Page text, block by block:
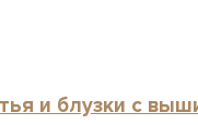
и блузки с